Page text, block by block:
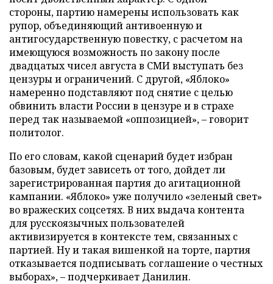
стороны, партию намерены использовать как
рупор, объединяющий антивоенную и
антигосударственную повестку, с расчетом на
имеющуюся возможность по закону после
двадцатых чисел августа в СМИ выступать без
цензуры и ограничений. С другой, «Яблоко»
намеренно подставляют под снятие с целью
обвинить власти России в цензуре и в страхе
перед так называемой «оппозицией», – говорит
политолог.
По его словам, какой сценарий будет избран
базовым, будет зависеть от того, дойдет ли
зарегистрированная партия до агитационной
кампании. «Яблоко» уже получило «зеленый свет»
во вражеских соцсетях. В них выдача контента
для русскоязычных пользователей
активизируется в контексте тем, связанных с
партией. Ну и такая вишенкой на торте, партия
отказывается подписывать соглашение о честных
выборах», – подчеркивает Данилин.